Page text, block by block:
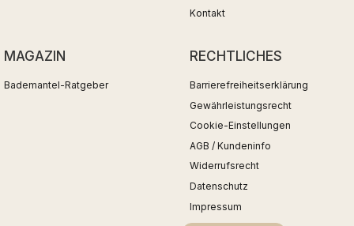
Kontakt
MAGAZIN
Bademantel-Ratgeber
RECHTLICHES
Barrierefreiheitserklärung
Gewährleistungsrecht
Cookie-Einstellungen
AGB / Kundeninfo
Widerrufsrecht
Datenschutz
Impressum